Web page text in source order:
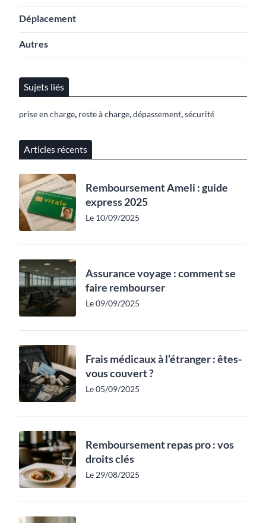
Déplacement
Autres
Sujets liés
prise en charge, reste à charge,dépassement,sécurité
Articles récents
Remboursement Ameli : guide
express 2025
Le 10/09/2025
Assurance voyage : comment se
faire rembourser
Le 09/09/2025
Frais médicaux à l’étranger : êtes-
vous couvert ?
Le 05/09/2025
Remboursement repas pro : vos
droits clés
Le 29/08/2025